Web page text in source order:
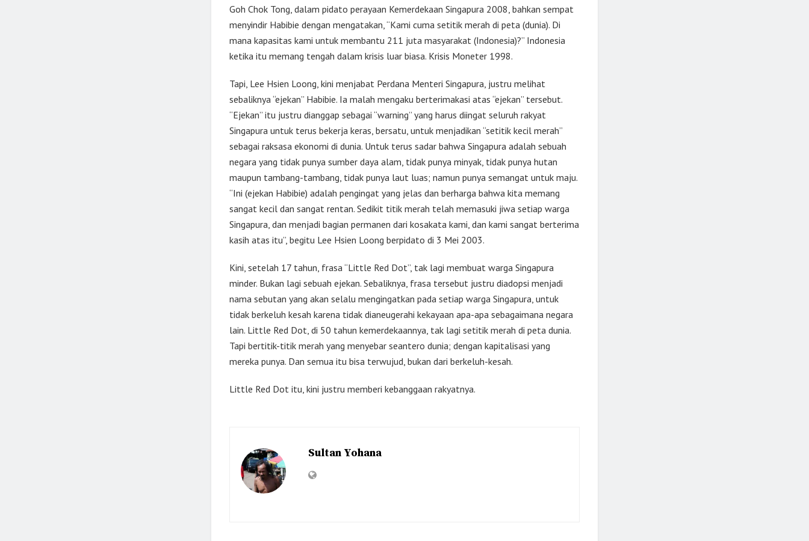
Goh Chok Tong, dalam pidato perayaan Kemerdekaan Singapura 2008, bahkan sempat
menyindir Habibie dengan mengatakan, “Kami cuma setitik merah di peta (dunia). Di
mana kapasitas kami untuk membantu 211 juta masyarakat (Indonesia)?” Indonesia
ketika itu memang tengah dalam krisis luar biasa. Krisis Moneter 1998.
Tapi, Lee Hsien Loong, kini menjabat Perdana Menteri Singapura, justru melihat
sebaliknya “ejekan” Habibie. Ia malah mengaku berterimakasi atas “ejekan” tersebut.
“Ejekan” itu justru dianggap sebagai “warning” yang harus diingat seluruh rakyat
Singapura untuk terus bekerja keras, bersatu, untuk menjadikan “setitik kecil merah”
sebagai raksasa ekonomi di dunia. Untuk terus sadar bahwa Singapura adalah sebuah
negara yang tidak punya sumber daya alam, tidak punya minyak, tidak punya hutan
maupun tambang-tambang, tidak punya laut luas; namun punya semangat untuk maju.
“Ini (ejekan Habibie) adalah pengingat yang jelas dan berharga bahwa kita memang
sangat kecil dan sangat rentan. Sedikit titik merah telah memasuki jiwa setiap warga
Singapura, dan menjadi bagian permanen dari kosakata kami, dan kami sangat berterima
kasih atas itu”, begitu Lee Hsien Loong berpidato di 3 Mei 2003.
Kini, setelah 17 tahun, frasa “Little Red Dot”, tak lagi membuat warga Singapura
minder. Bukan lagi sebuah ejekan. Sebaliknya, frasa tersebut justru diadopsi menjadi
nama sebutan yang akan selalu mengingatkan pada setiap warga Singapura, untuk
tidak berkeluh kesah karena tidak dianeugerahi kekayaan apa-apa sebagaimana negara
lain. Little Red Dot, di 50 tahun kemerdekaannya, tak lagi setitik merah di peta dunia.
Tapi bertitik-titik merah yang menyebar seantero dunia; dengan kapitalisasi yang
mereka punya. Dan semua itu bisa terwujud, bukan dari berkeluh-kesah.
Little Red Dot itu, kini justru memberi kebanggaan rakyatnya.
Sultan Yohana